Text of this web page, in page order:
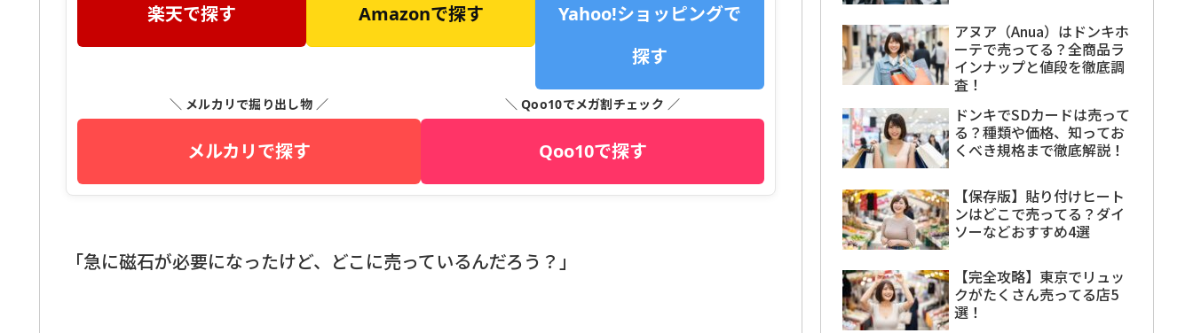
楽天で探す Amazonで探す
Yahoo!ショッピングで
探す
＼ メルカリで掘り出し物 ／
メルカリで探す
＼ Qoo10でメガ割チェック ／
Qoo10で探す
「急に磁石が必要になったけど、どこに売っているんだろう？」
アヌア（Anua）はドンキホ
ーテで売ってる？全商品ラ
インナップと値段を徹底調
査！
ドンキでSDカードは売って
る？種類や価格、知ってお
くべき規格まで徹底解説！
【保存版】貼り付けヒート
ンはどこで売ってる？ダイ
ソーなどおすすめ4選
【完全攻略】東京でリュッ
クがたくさん売ってる店5
選！